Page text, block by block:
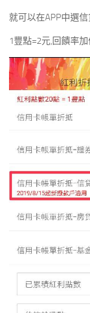
就可以在APP中選信
1豐點=2元,回饋率